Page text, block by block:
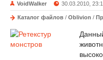
VoidWalker 30.03.2010,
Каталог файлов / Oblivion /